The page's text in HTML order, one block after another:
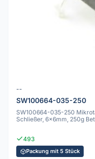
--
SW100664-035-250
SW100664-035-250
Schließer, 6x6mm, 250g
493
Packung mit 5 Stück